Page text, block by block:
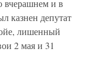
вчерашнем и в
казнен депутат
лишенный
2 мая и 31